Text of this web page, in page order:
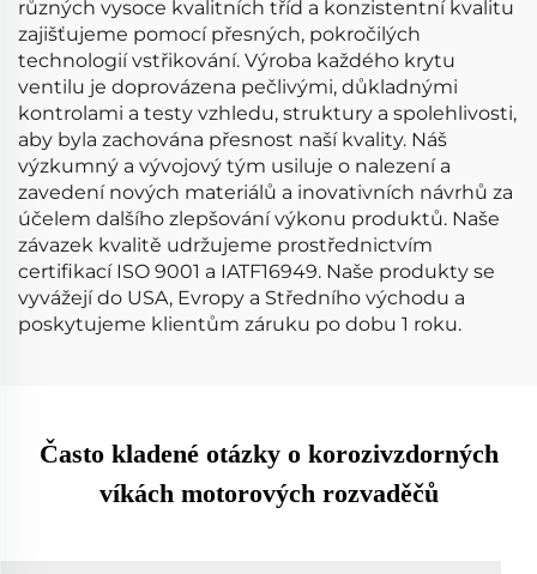
různých vysoce kvalitních tříd a konzistentní kvalitu
zajišťujeme pomocí přesných, pokročilých
technologií vstřikování. Výroba každého krytu
ventilu je doprovázena pečlivými, důkladnými
kontrolami a testy vzhledu, struktury a spolehlivosti,
aby byla zachována přesnost naší kvality. Náš
výzkumný a vývojový tým usiluje o nalezení a
zavedení nových materiálů a inovativních návrhů za
účelem dalšího zlepšování výkonu produktů. Naše
závazek kvalitě udržujeme prostřednictvím
certifikací ISO 9001 a IATF16949. Naše produkty se
vyvážejí do USA, Evropy a Středního východu a
poskytujeme klientům záruku po dobu 1 roku.
Často kladené otázky o korozivzdorných
víkách motorových rozvaděčů